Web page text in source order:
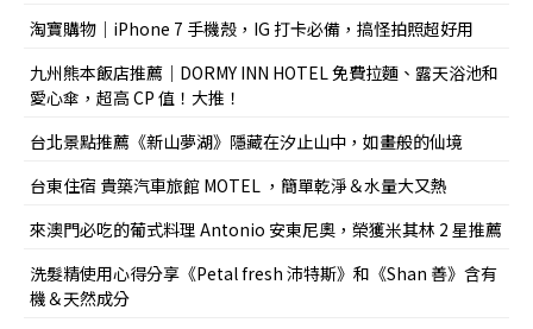
淘寶購物｜iPhone 7 手機殼，IG 打卡必備，搞怪拍照超好用
九州熊本飯店推薦｜DORMY INN HOTEL 免費拉麵、露天浴池和
愛心傘，超高 CP 值！大推！
台北景點推薦《新山夢湖》隱藏在汐止山中，如畫般的仙境
台東住宿 貴築汽車旅館 MOTEL ，簡單乾淨＆水量大又熱
來澳門必吃的葡式料理 Antonio 安東尼奧，榮獲米其林 2 星推薦
洗髮精使用心得分享《Petal fresh 沛特斯》和《Shan 善》含有
機＆天然成分